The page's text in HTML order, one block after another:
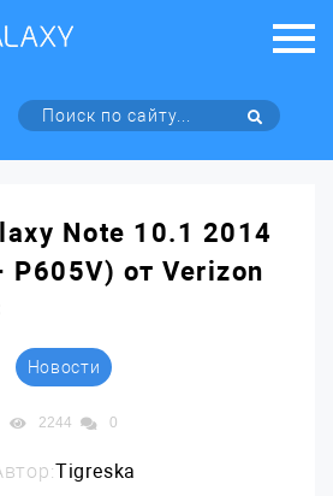
Note 10.1 2014
P605V) от Verizon
Новости
2244 0
Tigreska